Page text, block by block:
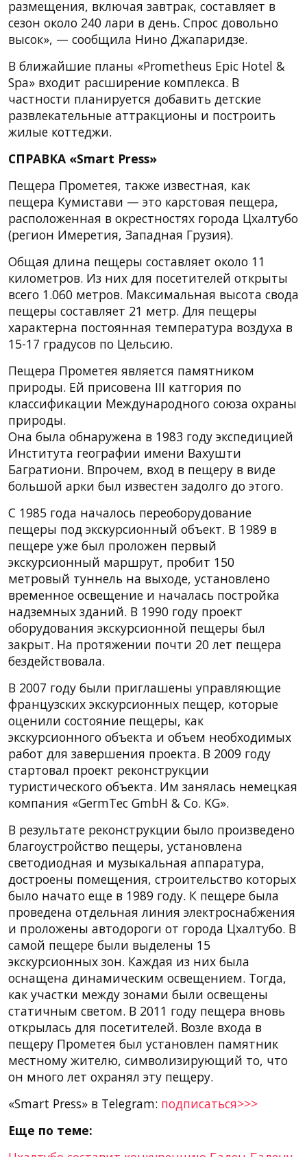
размещения, включая завтрак, составляет в
сезон около 240 лари в день. Спрос довольно
высок», — сообщила Нино Джапаридзе.
В ближайшие планы «Prometheus Epic Hotel &
Spa» входит расширение комплекса. В
частности планируется добавить детские
развлекательные аттракционы и построить
жилые коттеджи.
СПРАВКА «Smart Press»
Пещера Прометея, также известная, как
пещера Кумистави — это карстовая пещера,
расположенная в окрестностях города Цхалтубо
(регион Имеретия, Западная Грузия).
Общая длина пещеры составляет около 11
километров. Из них для посетителей открыты
всего 1.060 метров. Максимальная высота свода
пещеры составляет 21 метр. Для пещеры
характерна постоянная температура воздуха в
15-17 градусов по Цельсию.
Пещера Прометея является памятником
природы. Ей присовена III катгория по
классификации Международного союза охраны
природы.
Она была обнаружена в 1983 году экспедицией
Института географии имени Вахушти
Багратиони. Впрочем, вход в пещеру в виде
большой арки был известен задолго до этого.
С 1985 года началось переоборудование
пещеры под экскурсионный объект. В 1989 в
пещере уже был проложен первый
экскурсионный маршрут, пробит 150
метровый туннель на выходе, установлено
временное освещение и началась постройка
надземных зданий. В 1990 году проект
оборудования экскурсионной пещеры был
закрыт. На протяжении почти 20 лет пещера
бездействовала.
В 2007 году были приглашены управляющие
французских экскурсионных пещер, которые
оценили состояние пещеры, как
экскурсионного объекта и объем необходимых
работ для завершения проекта. В 2009 году
стартовал проект реконструкции
туристического объекта. Им занялась немецкая
компания «GermTec GmbH & Co. KG».
В результате реконструкции было произведено
благоустройство пещеры, установлена
светодиодная и музыкальная аппаратура,
достроены помещения, строительство которых
было начато еще в 1989 году. К пещере была
проведена отдельная линия электроснабжения
и проложены автодороги от города Цхалтубо. В
самой пещере были выделены 15
экскурсионных зон. Каждая из них была
оснащена динамическим освещением. Тогда,
как участки между зонами были освещены
статичным светом. В 2011 году пещера вновь
открылась для посетителей. Возле входа в
пещеру Прометея был установлен памятник
местному жителю, символизирующий то, что
он много лет охранял эту пещеру.
«Smart Press» в Telegram: подписаться>>>
Еще по теме: